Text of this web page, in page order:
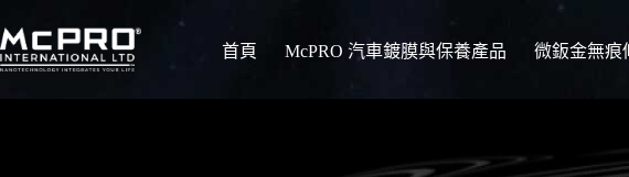
首頁 McPRO 汽車鍍膜與保養產品 微鈑金無痕